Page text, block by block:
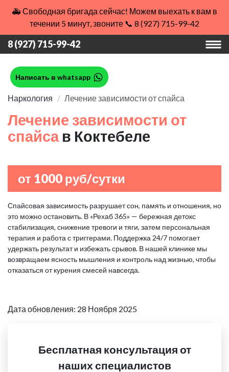
🚑 Свободная бригада сейчас! Можем выехать к вам в
течении 5 минут, звоните 📞 8 (927) 715-99-42
8 (927) 715-99-42
Написать в whatsapp
Наркология Лечение зависимости от спайса
Лечение зависимости от
спайса в Коктебеле
от 1000 руб/сутки
Спайсовая зависимость разрушает сон, память и отношения, но
это можно остановить. В «Рехаб 365» — бережная детокс
стабилизация, снижение тревоги и тяги, затем персональная
терапия и работа с триггерами. Поддержка 24/7 помогает
удержать результат и избежать срывов. В нашей клинике мы
возвращаем ясность мышления и контроль над жизнью, чтобы
отказаться от курения смесей навсегда.
Дата обновления: 28 Ноября 2025
Бесплатная консультация от
наших специалистов